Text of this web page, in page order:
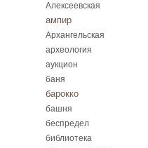
Алексеевская
ампир
Архангельская
археология
аукцион
баня
барокко
башня
беспредел
библиотека